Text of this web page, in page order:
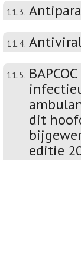
11.3.
11.4.
11.5.
dit
editie